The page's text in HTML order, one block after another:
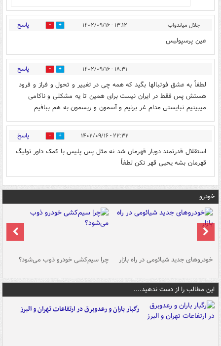
جلال میاندواب ۱۳:۱۲ - ۱۴۰۲/۰۹/۱۶ 0 پاسخ
عین پرسپولیس
۱۸:۳۱ - ۱۴۰۲/۰۹/۱۶ 1 پاسخ
لطفاً به عشق فوتبالها بگید که همه چی در تغییر و تحول و فراز و فرود
هستش پس فقط در ایران نیست برای همین تا یه مشکلی و ناکامی
میبینیم نبایستی مدام غر برنیم و آسمون و ریسمون به هم ببافیم
۲۲:۳۲ - ۱۴۰۲/۰۹/۱۶ 0 پاسخ
استقلال قدرتمند دوبار قهرمان شد نه مثل پس پلیس با کمک داور تولیگ
قهرمان بشه یحیی قهر نکن لطفاً
خودرو
خودروهای جدید شیائومی در راه بازار چرا سیم‌کشی خودرو ذوب می‌شود؟
این مطالب را از دست ندهید....
رگبار باران و رعدوبرق در ارتفاعات تهران و البرز